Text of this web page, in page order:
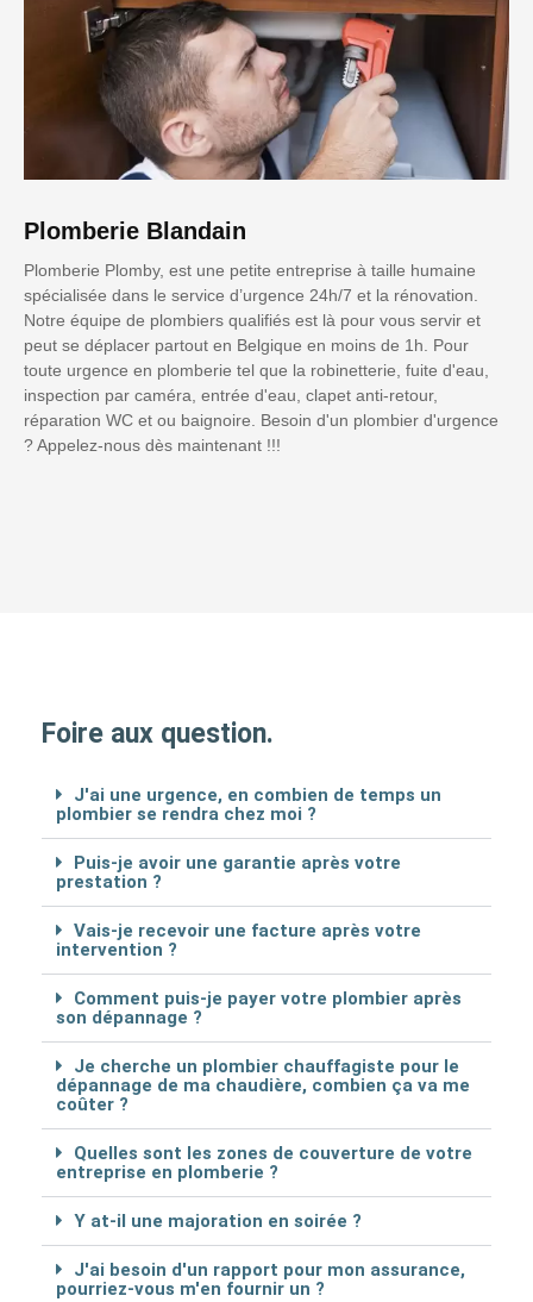
Plomberie Blandain
Plomberie Plomby, est une petite entreprise à taille humaine
spécialisée dans le service d’urgence 24h/7 et la rénovation.
Notre équipe de plombiers qualifiés est là pour vous servir et
peut se déplacer partout en Belgique en moins de 1h. Pour
toute urgence en plomberie tel que la robinetterie, fuite d'eau,
inspection par caméra, entrée d'eau, clapet anti-retour,
réparation WC et ou baignoire. Besoin d'un plombier d'urgence
? Appelez-nous dès maintenant !!!
Foire aux question.
J'ai une urgence, en combien de temps un
plombier se rendra chez moi ?
Puis-je avoir une garantie après votre
prestation ?
Vais-je recevoir une facture après votre
intervention ?
Comment puis-je payer votre plombier après
son dépannage ?
Je cherche un plombier chauffagiste pour le
dépannage de ma chaudière, combien ça va me
coûter ?
Quelles sont les zones de couverture de votre
entreprise en plomberie ?
Y at-il une majoration en soirée ?
J'ai besoin d'un rapport pour mon assurance,
pourriez-vous m'en fournir un ?